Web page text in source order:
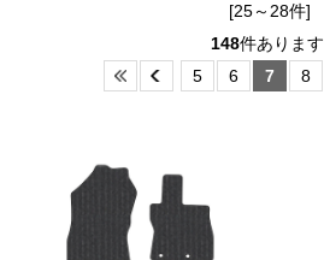
[25～28件]
148件あります
5
6 7 8